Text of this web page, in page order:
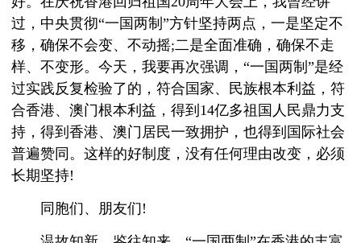
过，中央贯彻“一国两制”方针坚持两点，一是坚定不
移，确保不会变、不动摇;二是全面准确，确保不走
样、不变形。今天，我要再次强调，“一国两制”是经
过实践反复检验了的，符合国家、民族根本利益，符
合香港、澳门根本利益，得到14亿多祖国人民鼎力支
持，得到香港、澳门居民一致拥护，也得到国际社会
普遍赞同。这样的好制度，没有任何理由改变，必须
长期坚持!
同胞们、朋友们!